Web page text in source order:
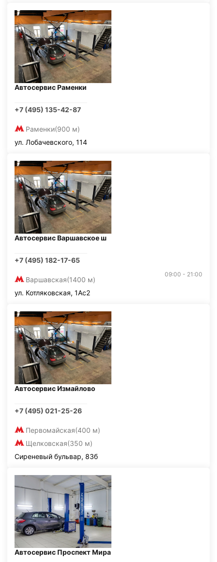
Автосервис Раменки
+7 (495) 135-42-87
Раменки(900 м)
ул. Лобачевского, 114
Автосервис Варшавское ш
+7 (495) 182-17-65
Варшавская(1400 м)
09:00 - 21:00
ул. Котляковская, 1Ас2
Автосервис Измайлово
+7 (495) 021-25-26
Первомайская(400 м)
Щелковская(350 м)
Сиреневый бульвар, 83б
Автосервис Проспект Мира